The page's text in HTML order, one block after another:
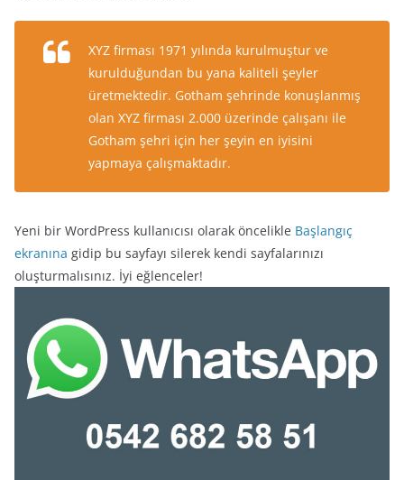
XYZ firması 1971 yılında kurulmuştur ve
kurulduğundan bu yana kaliteli şeyler
üretmektedir. Gotham şehrinde konuşlanmış
olan XYZ firması 2.000 üzerinde çalışanı ile
Gotham şehri için her şeyin en iyisini
yapmaya çalışmaktadır.
Yeni bir WordPress kullanıcısı olarak öncelikle Başlangıç
ekranına gidip bu sayfayı silerek kendi sayfalarınızı
oluşturmalısınız. İyi eğlenceler!